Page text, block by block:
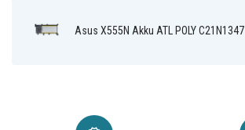
Asus X555N Akku ATL POLY C21N1347